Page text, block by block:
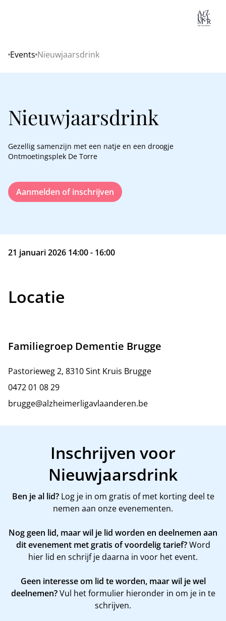
Home
Events Nieuwjaarsdrink
Nieuwjaarsdrink
Gezellig samenzijn met een natje en een droogje
Ontmoetingsplek De Torre
Aanmelden of inschrijven
21 januari 2026 14:00 - 16:00
Locatie
Familiegroep Dementie Brugge
Pastorieweg 2, 8310 Sint Kruis Brugge
0472 01 08 29
brugge@alzheimerligavlaanderen.be
Inschrijven voor
Nieuwjaarsdrink
Ben je al lid?Log je in om gratis of met korting deel te
nemen aan onze evenementen.
Nog geen lid, maar wil je lid worden en deelnemen aan
dit evenement met gratis of voordelig tarief?Word
hier lid en schrijf je daarna in voor het event.
Geen interesse om lid te worden, maar wil je wel
deelnemen?Vul het formulier hieronder in om je in te
schrijven.